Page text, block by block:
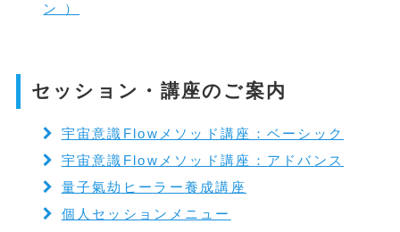
ン ）
セッション・講座のご案内
宇宙意識Flowメソッド講座：ベーシック
宇宙意識Flowメソッド講座：アドバンス
量子氣劫ヒーラー養成講座
個人セッションメニュー